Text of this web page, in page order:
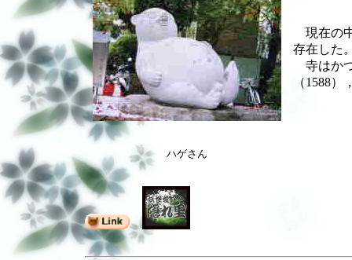
現在の
存在した
寺はか
（1588
ハゲさん